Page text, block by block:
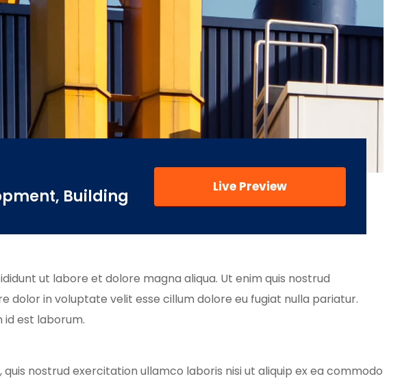
Building Live Preview
ut labore et dolore magna aliqua. Ut enim quis nostrud
dolor in voluptate velit esse cillum dolore eu fugiat nulla pariatur.
est laborum.
nostrud exercitation ullamco laboris nisi ut aliquip ex ea commodo